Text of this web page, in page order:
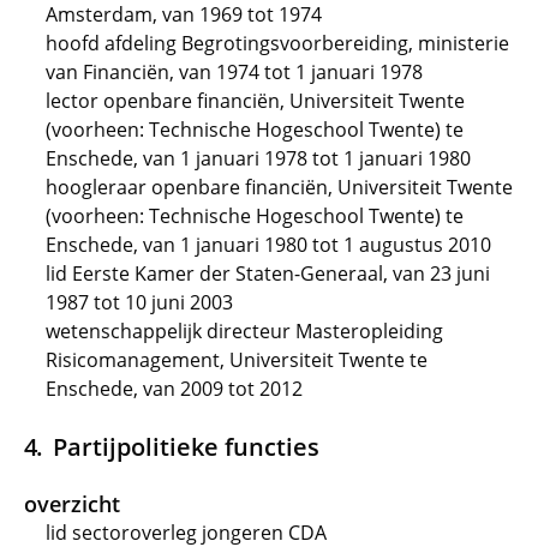
Amsterdam, van 1969 tot 1974
hoofd afdeling Begrotingsvoorbereiding, ministerie
van Financiën, van 1974 tot 1 januari 1978
lector openbare financiën, Universiteit Twente
(voorheen: Technische Hogeschool Twente) te
Enschede, van 1 januari 1978 tot 1 januari 1980
hoogleraar openbare financiën, Universiteit Twente
(voorheen: Technische Hogeschool Twente) te
Enschede, van 1 januari 1980 tot 1 augustus 2010
lid Eerste Kamer der Staten-Generaal, van 23 juni
1987 tot 10 juni 2003
wetenschappelijk directeur Masteropleiding
Risicomanagement, Universiteit Twente te
Enschede, van 2009 tot 2012
Partijpolitieke functies
overzicht
lid sectoroverleg jongeren CDA